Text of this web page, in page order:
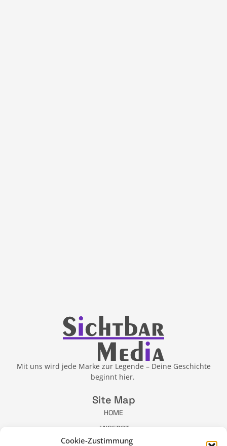
Cookie-Zustimmung
Mit uns wird jede Marke zur Legende – Deine Geschichte
beginnt hier.
Site Map
HOME
ANGEBOT
ÜBER MICH